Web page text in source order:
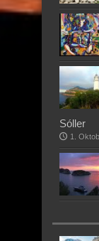
Sóller
1.